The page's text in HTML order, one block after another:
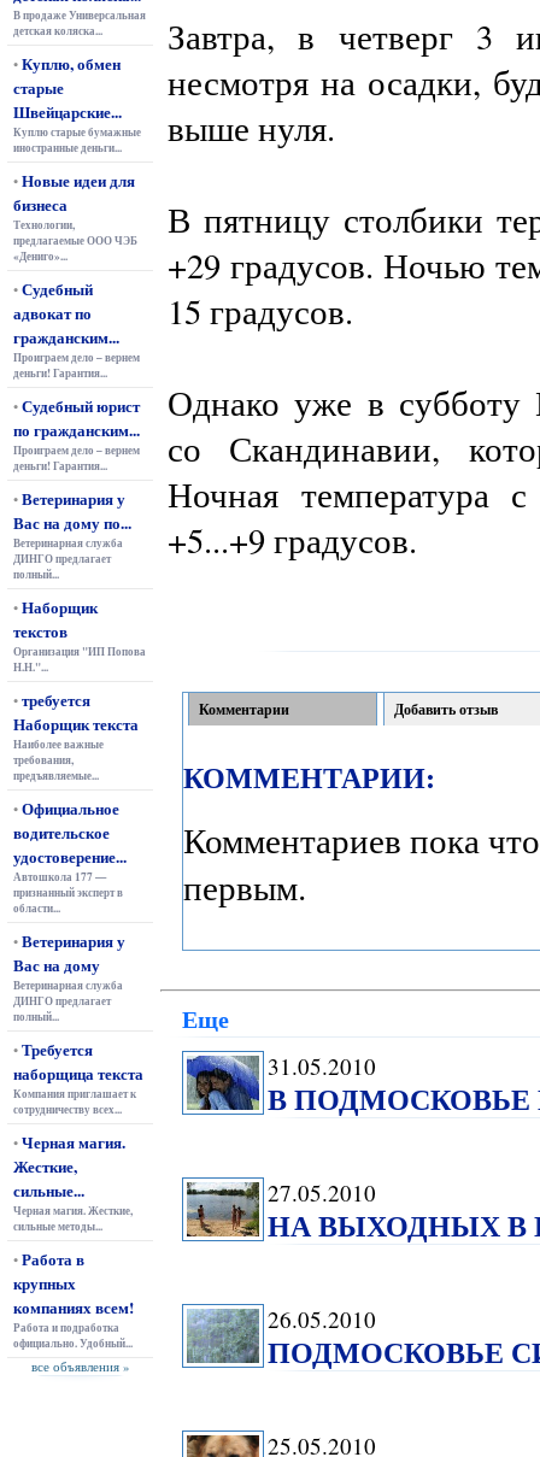
В продаже Универсальная
детская коляска...
•Куплю, обмен
старые
Швейцарские...
Куплю старые бумажные
иностранные деньги...
•Новые идеи для
бизнеса
Технологии,
предлагаемые ООО ЧЭБ
«Дениго»...
•Судебный
адвокат по
гражданским...
Проиграем дело – вернем
деньги! Гарантия...
•Судебный юрист
по гражданским...
Проиграем дело – вернем
деньги! Гарантия...
•Ветеринария у
Вас на дому по...
Ветеринарная служба
ДИНГО предлагает
полный...
•Наборщик
текстов
Организация "ИП Попова
Н.Н."...
•требуется
Наборщик текста
Наиболее важные
требования,
предъявляемые...
•Официальное
водительское
удостоверение...
Автошкола 177 —
признанный эксперт в
области...
•Ветеринария у
Вас на дому
Ветеринарная служба
ДИНГО предлагает
полный...
•Требуется
наборщица текста
Компания приглашает к
сотрудничеству всех...
•Черная магия.
Жесткие,
сильные...
Черная магия. Жесткие,
сильные методы...
•Работа в
крупных
компаниях всем!
Работа и подработка
официально. Удобный...
все объявления »
Завтра, в четверг 3
несмотря на осадки,
выше нуля.
В пятницу столбики
+29 градусов. Ночью
15 градусов.
Однако уже в субботу
со Скандинавии,
Ночная температура
+5...+9 градусов.
Комментарии Добавить отзыв
КОММЕНТАРИИ:
Комментариев пока
первым.
Еще
31.05.2010
В
27.05.2010
НА ВЫХОДНЫХ В
26.05.2010
ПОДМОСКОВЬЕ
25.05.2010